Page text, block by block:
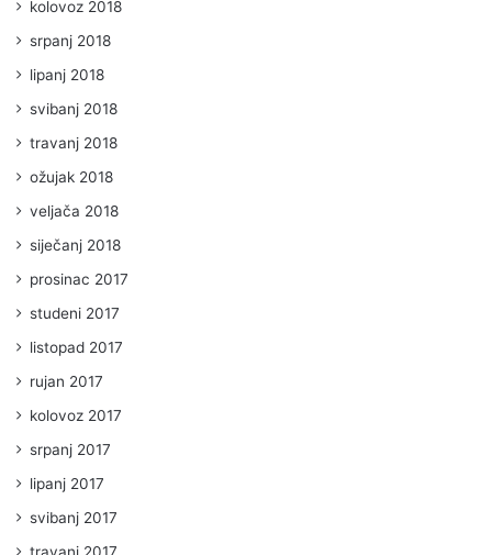
kolovoz 2018
srpanj 2018
lipanj 2018
svibanj 2018
travanj 2018
ožujak 2018
veljača 2018
siječanj 2018
prosinac 2017
studeni 2017
listopad 2017
rujan 2017
kolovoz 2017
srpanj 2017
lipanj 2017
svibanj 2017
travanj 2017